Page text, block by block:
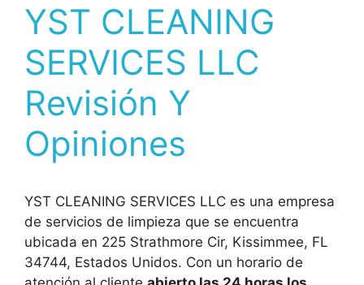
YST CLEANING
SERVICES LLC
Revisión Y
Opiniones
YST CLEANING SERVICES LLC es una empresa
de servicios de limpieza que se encuentra
ubicada en 225 Strathmore Cir, Kissimmee, FL
34744, Estados Unidos. Con un horario de